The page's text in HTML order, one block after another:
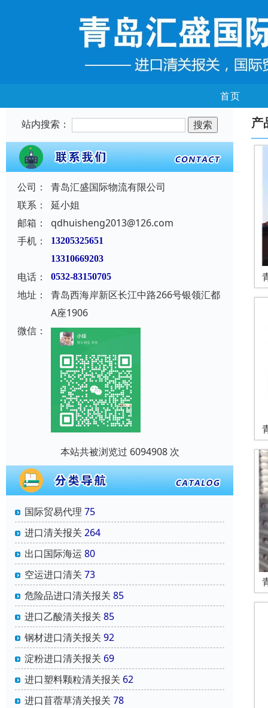
首页
站内搜索：
公司：
青岛汇盛国际物流有限公司
联系：
延小姐
邮箱：
qdhuisheng2013@126.com
手机：
13205325651
13310669203
电话： 0532-83150705
地址：
青岛西海岸新区长江中路266号银领汇都
A座1906
微信：
本站共被浏览过 6094908 次
国际贸易代理 75
进口清关报关 264
出口国际海运 80
空运进口清关 73
危险品进口清关报关 85
进口乙酸清关报关 85
钢材进口清关报关 92
淀粉进口清关报关 69
进口塑料颗粒清关报关 62
进口苜蓿草清关报关 78
产